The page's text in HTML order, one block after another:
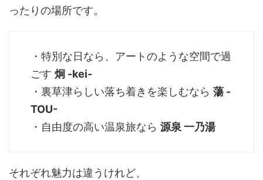
ったりの場所です。
・特別な日なら、アートのような空間で過
ごす 炯 -kei-
・裏草津らしい落ち着きを楽しむなら 蕩 -
TOU-
・自由度の高い温泉旅なら 源泉 一乃湯
それぞれ魅力は違うけれど、